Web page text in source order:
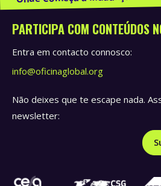
PARTICIPA COM CONTEÚDOS
Entra em contacto connosco:
info@oficinaglobal.org
Não deixes que te escape nada.
newsletter: